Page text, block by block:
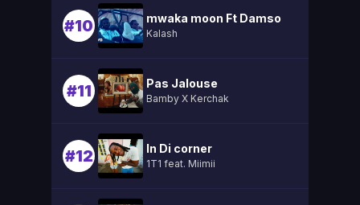
#10 mwaka moon Ft Damso
Kalash
#11 Pas Jalouse
Bamby X Kerchak
#12 In Di corner
1T1 feat. Miimii